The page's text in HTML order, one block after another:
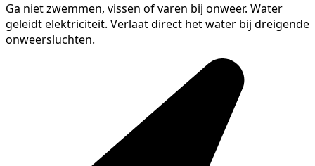
Ga niet zwemmen, vissen of varen bij onweer. Water
geleidt elektriciteit. Verlaat direct het water bij dreigende
onweersluchten.